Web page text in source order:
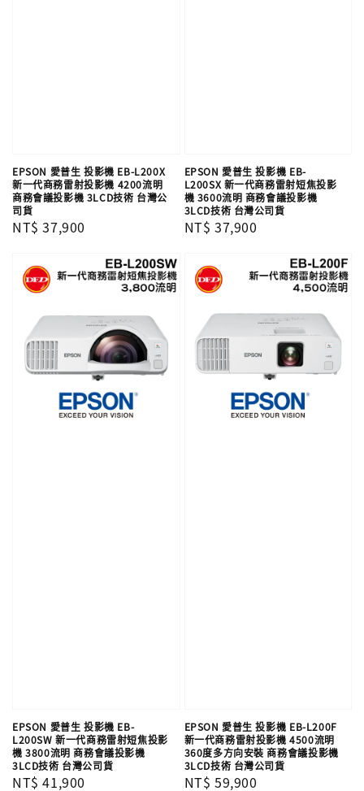
EPSON 愛普生 投影機 EB-L200X
新一代商務雷射投影機 4200流明
商務會議投影機 3LCD技術 台灣公
司貨
Regular
NT$ 37,900
EPSON 愛普生 投影機 EB-
L200SX 新一代商務雷射短焦投影
機 3600流明 商務會議投影機
3LCD技術 台灣公司貨
Regular
NT$ 37,900
EPSON 愛普生 投影機 EB-
L200SW 新一代商務雷射短焦投影
機 3800流明 商務會議投影機
3LCD技術 台灣公司貨
Regular
NT$ 41,900
EPSON 愛普生 投影機 EB-L200F
新一代商務雷射投影機 4500流明
360度多方向安裝 商務會議投影機
3LCD技術 台灣公司貨
Regular
NT$ 59,900